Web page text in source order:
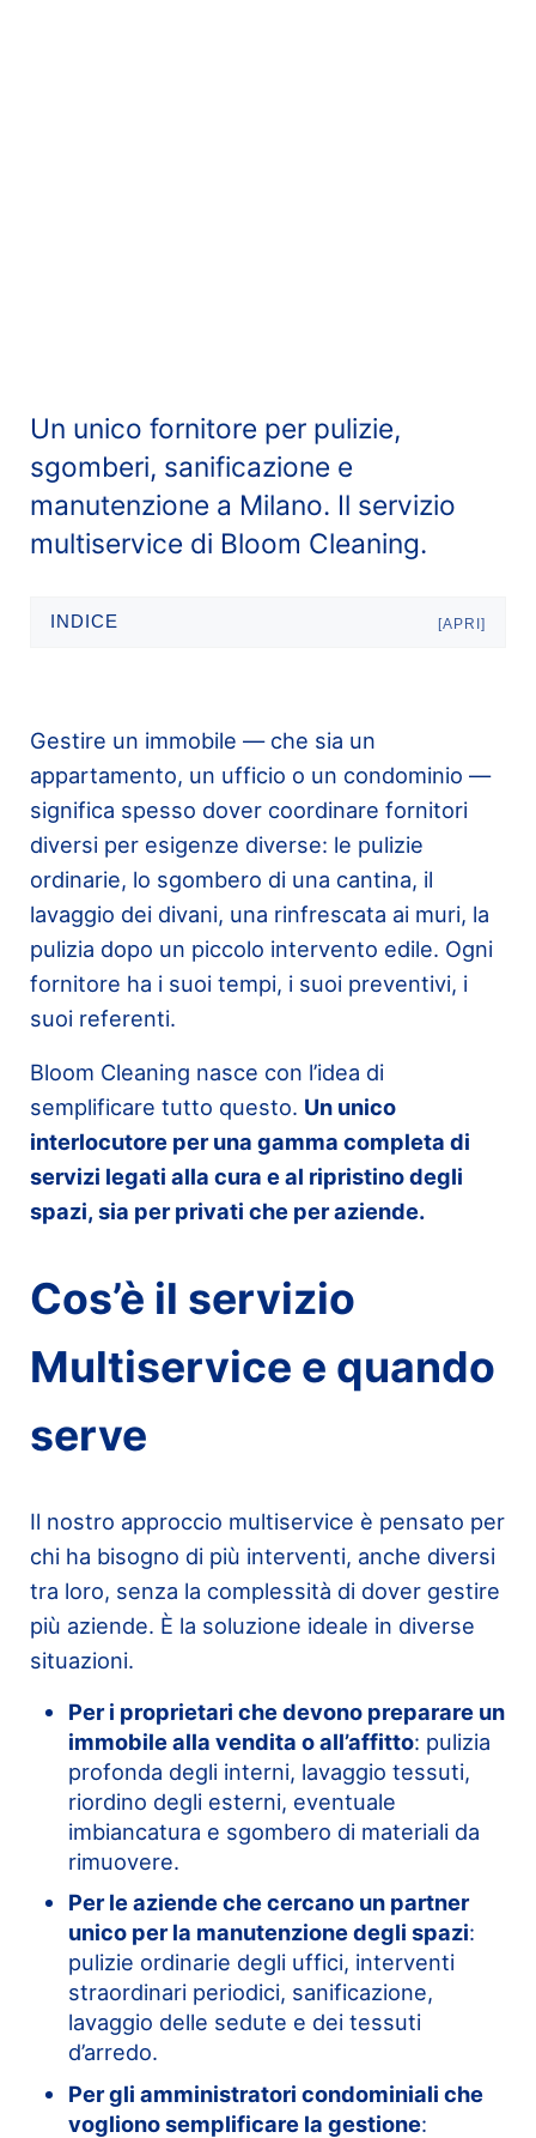
Un unico fornitore per pulizie,
sgomberi, sanificazione e
manutenzione a Milano. Il servizio
multiservice di Bloom Cleaning.
INDICE [APRI]
Gestire un immobile — che sia un
appartamento, un ufficio o un condominio —
significa spesso dover coordinare fornitori
diversi per esigenze diverse: le pulizie
ordinarie, lo sgombero di una cantina, il
lavaggio dei divani, una rinfrescata ai muri, la
pulizia dopo un piccolo intervento edile. Ogni
fornitore ha i suoi tempi, i suoi preventivi, i
suoi referenti.
Bloom Cleaning nasce con l’idea di
semplificare tutto questo. Un unico
interlocutore per una gamma completa di
servizi legati alla cura e al ripristino degli
spazi, sia per privati che per aziende.
Cos’è il servizio
Multiservice e quando
serve
Il nostro approccio multiservice è pensato per
chi ha bisogno di più interventi, anche diversi
tra loro, senza la complessità di dover gestire
più aziende. È la soluzione ideale in diverse
situazioni.
Per i proprietari che devono preparare un
immobile alla vendita o all’affitto: pulizia
profonda degli interni, lavaggio tessuti,
riordino degli esterni, eventuale
imbiancatura e sgombero di materiali da
rimuovere.
Per le aziende che cercano un partner
unico per la manutenzione degli spazi:
pulizie ordinarie degli uffici, interventi
straordinari periodici, sanificazione,
lavaggio delle sedute e dei tessuti
d’arredo.
Per gli amministratori condominiali che
vogliono semplificare la gestione: